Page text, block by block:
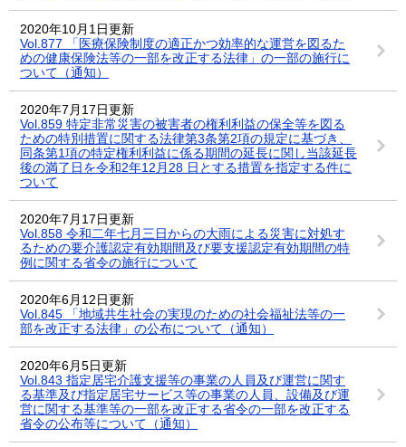
2020年10月1日更新
Vol.877 「医療保険制度の適正かつ効率的な運営を図るた
めの健康保険法等の一部を改正する法律」の一部の施行に
ついて（通知）
2020年7月17日更新
Vol.859 特定非常災害の被害者の権利利益の保全等を図る
ための特別措置に関する法律第3条第2項の規定に基づき、
同条第1項の特定権利利益に係る期間の延長に関し当該延長
後の満了日を令和2年12月28 日とする措置を指定する件に
ついて
2020年7月17日更新
Vol.858 令和二年七月三日からの大雨による災害に対処す
るための要介護認定有効期間及び要支援認定有効期間の特
例に関する省令の施行について
2020年6月12日更新
Vol.845 「地域共生社会の実現のための社会福祉法等の一
部を改正する法律」の公布について（通知）
2020年6月5日更新
Vol.843 指定居宅介護支援等の事業の人員及び運営に関す
る基準及び指定居宅サービス等の事業の人員、設備及び運
営に関する基準等の一部を改正する省令の一部を改正する
省令の公布等について（通知）